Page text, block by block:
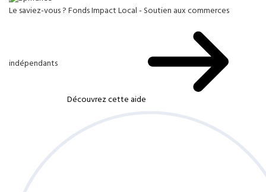
Le saviez-vous ?Fonds Impact Local - Soutien aux commerces
indépendants
Découvrez cette aide